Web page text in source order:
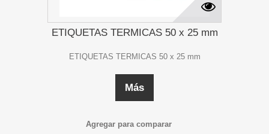
ETIQUETAS TERMICAS 50 x 25 mm
ETIQUETAS TERMICAS 50 x 25 mm
Más
Agregar para comparar